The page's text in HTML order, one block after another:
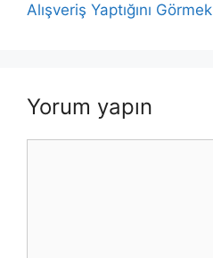
Alışveriş Yaptığını Görmek
Yorum yapın